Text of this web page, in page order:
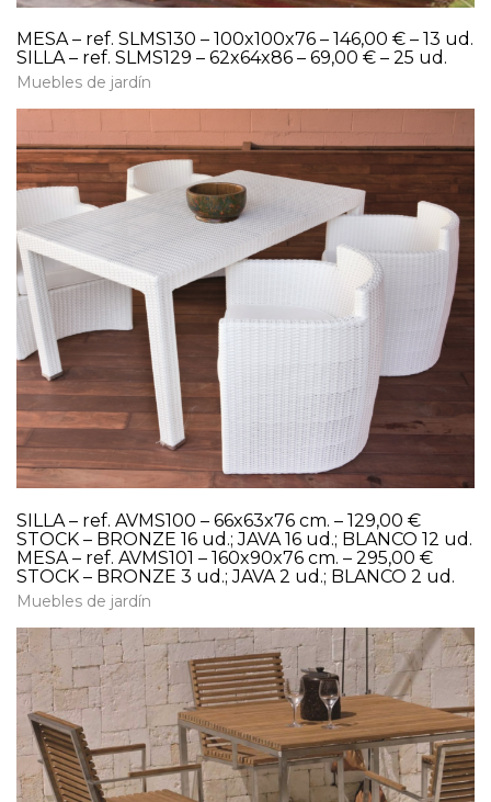
MESA – ref. SLMS130 – 100x100x76 – 146,00 € – 13 ud.
SILLA – ref. SLMS129 – 62x64x86 – 69,00 € – 25 ud.
Muebles de jardín
SILLA – ref. AVMS100 – 66x63x76 cm. – 129,00 €
STOCK – BRONZE 16 ud.; JAVA 16 ud.; BLANCO 12 ud.
MESA – ref. AVMS101 – 160x90x76 cm. – 295,00 €
STOCK – BRONZE 3 ud.; JAVA 2 ud.; BLANCO 2 ud.
Muebles de jardín